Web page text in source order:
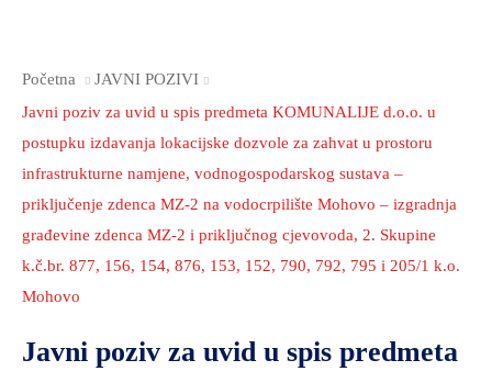
Početna
JAVNI POZIVI
Javni poziv za uvid u spis predmeta KOMUNALIJE d.o.o. u
postupku izdavanja lokacijske dozvole za zahvat u prostoru
infrastrukturne namjene, vodnogospodarskog sustava –
priključenje zdenca MZ-2 na vodocrpilište Mohovo – izgradnja
građevine zdenca MZ-2 i priključnog cjevovoda, 2. Skupine
k.č.br. 877, 156, 154, 876, 153, 152, 790, 792, 795 i 205/1 k.o.
Mohovo
Javni poziv za uvid u spis predmeta